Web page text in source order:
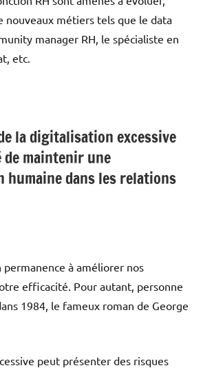
nouveaux métiers tels que le data
manager RH, le spécialiste en
etc.
la digitalisation excessive
de maintenir une
humaine dans les relations
permanence à améliorer nos
efficacité. Pour autant, personne
1984, le fameux roman de George
peut présenter des risques